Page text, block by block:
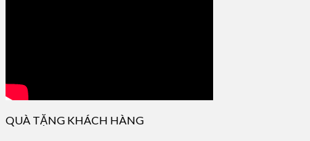
QUÀ TẶNG KHÁCH HÀNG